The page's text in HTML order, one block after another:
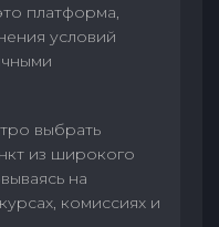
платформа,
условий
выбрать
из широкого
на
комиссиях и